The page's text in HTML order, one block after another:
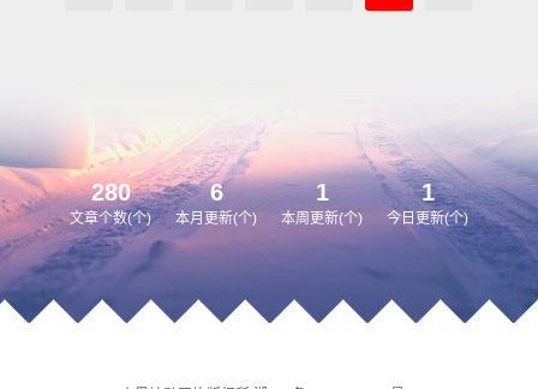
280
文章个数(个)
6
本月更新(个)
1
本周更新(个)
1
今日更新(个)